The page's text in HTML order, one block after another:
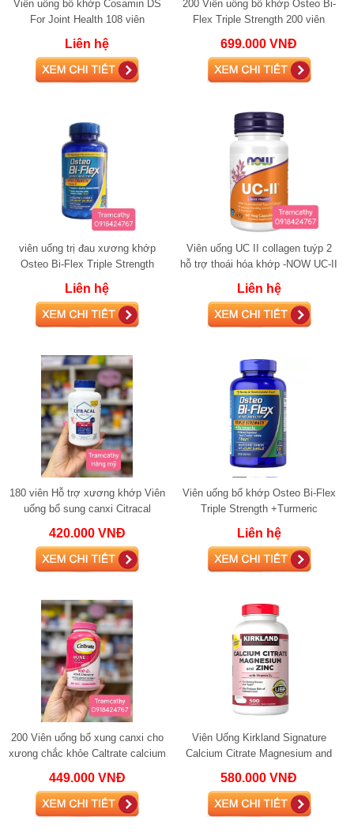
Viên uống bổ khớp Cosamin DS
For Joint Health 108 viên
glucosamine
Liên hệ
200 Viên uống bổ khớp Osteo Bi-
Flex Triple Strength 200 viên
699.000 VNĐ
viên uống trị đau xương khớp
Osteo Bi-Flex Triple Strength
+Vitamin D 220 viên glucosamine
Liên hệ
Viên uống UC II collagen tuýp 2
hỗ trợ thoái hóa khớp -NOW UC-II
Liên hệ
180 viên Hỗ trợ xương khớp Viên
uống bổ sung canxi Citracal
420.000 VNĐ
Viên uống bổ khớp Osteo Bi-Flex
Triple Strength +Turmeric
glucosamine 220 viên
Liên hệ
200 Viên uống bổ xung canxi cho
xưong chắc khỏe Caltrate calcium
449.000 VNĐ
Viên Uống Kirkland Signature
Calcium Citrate Magnesium and
580.000 VNĐ